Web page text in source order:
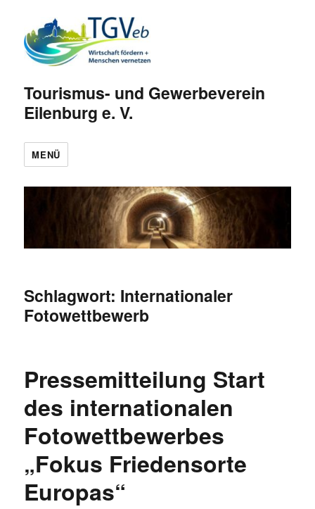
Tourismus- und Gewerbeverein
Eilenburg e. V.
MENÜ
Schlagwort: Internationaler
Fotowettbewerb
Pressemitteilung Start
des internationalen
Fotowettbewerbes
„Fokus Friedensorte
Europas“